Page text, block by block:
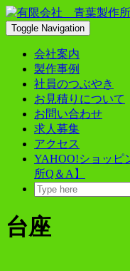
Skip
to
content
Toggle Navigation
会社案内
製作事例
社員のつぶやき
お見積りについて
お問い合わせ
求人募集
アクセス
YAHOO!ショッピ
所Q＆A】
台座